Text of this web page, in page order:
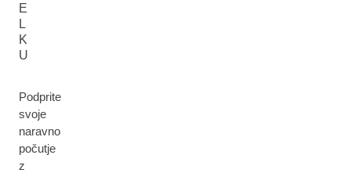
E
L
K
U
Podprite
svoje
naravno
počutje
z